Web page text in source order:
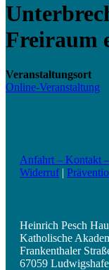
Freiraum
Veranstaltungsort
Online-Veranstaltung
Anfahrt – Kontakt
Widerruf|
Heinrich Pesch
Katholische
Frankenthaler
67059